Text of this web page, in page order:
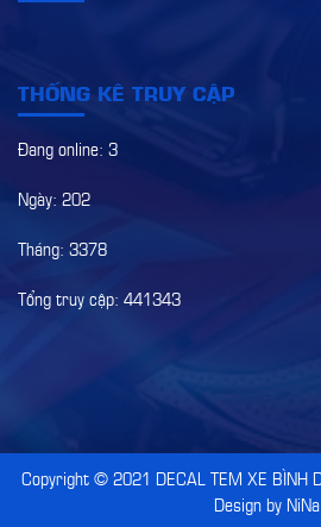
THỐNG KÊ TRUY CẬP
Đang online: 3
Ngày: 202
Tháng: 3378
Tổng truy cập: 441343
Copyright © 2021 DECAL TEM XE BÌNH
Design by NiNa